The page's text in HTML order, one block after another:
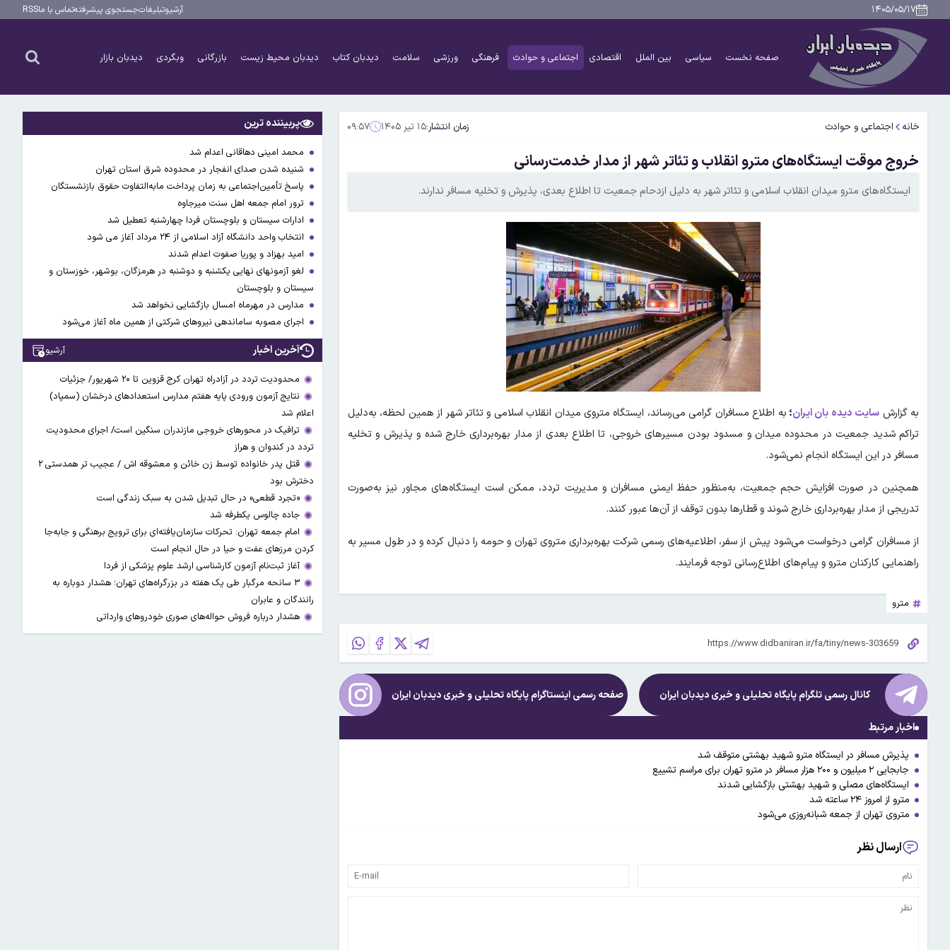
۱۴۰۵/۰۵/۱۷ آرشیوتبلیغاتجستجوی پیشرفتهتماس با ماRSS
صفحه نخست سیاسی بین الملل اقتصادی اجتماعی و حوادث فرهنگی ورزشی سلامت دیدبان کتاب دیدبان محیط زیست بازرگانی وبگردی دیدبان بازار
خانه اجتماعی و حوادث زمان انتشار:۱۵ تیر ۱۴۰۵ ۰۹:۵۷
خروج موقت ایستگاه‌های مترو انقلاب و تئاتر شهر از مدار خدمت‌رسانی
ایستگاه‌های مترو میدان انقلاب اسلامی و تئاتر شهر به دلیل ازدحام جمعیت تا اطلاع بعدی، پذیرش و تخلیه مسافر ندارند.
به گزارش سایت دیده بان ایران؛ به اطلاع مسافران گرامی می‌رساند، ایستگاه متروی میدان انقلاب اسلامی و تئاتر شهر از همین لحظه، به‌دلیل
تراکم شدید جمعیت در محدوده میدان و مسدود بودن مسیرهای خروجی، تا اطلاع بعدی از مدار بهره‌برداری خارج شده و پذیرش و تخلیه
مسافر در این ایستگاه انجام نمی‌شود.
همچنین در صورت افزایش حجم جمعیت، به‌منظور حفظ ایمنی مسافران و مدیریت تردد، ممکن است ایستگاه‌های مجاور نیز به‌صورت
تدریجی از مدار بهره‌برداری خارج شوند و قطارها بدون توقف از آن‌ها عبور کنند.
از مسافران گرامی درخواست می‌شود پیش از سفر، اطلاعیه‌های رسمی شرکت بهره‌برداری متروی تهران و حومه را دنبال کرده و در طول مسیر به
راهنمایی کارکنان مترو و پیام‌های اطلاع‌رسانی توجه فرمایند.
مترو
کانال رسمی تلگرام پایگاه تحلیلی و خبریدیدبان ایران صفحه رسمی اینستاگرام پایگاه تحلیلی و خبریدیدبان ایران
اخبار مرتبط
پذیرش مسافر در ایستگاه مترو شهید بهشتی متوقف شد
جابجایی ۲ میلیون و ۲۰۰ هزار مسافر در مترو تهران برای مراسم تشییع
ایستگاه‌‌های مصلی و شهید بهشتی بازگشایی شدند
مترو از امروز ۲۴ ساعته شد
متروی تهران از جمعه شبانه‌روزی می‌شود
ارسال نظر
پربیننده ترین
محمد امینی دهاقانی اعدام شد
شنیده شدن صدای انفجار در محدوده شرق استان تهران
پاسخ تأمین‌اجتماعی به زمان پرداخت مابه‌التفاوت حقوق بازنشستگان
ترور امام جمعه اهل سنت میرجاوه
ادارات سیستان و بلوچستان فردا چهارشنبه تعطیل شد
انتخاب واحد دانشگاه آزاد اسلامی از ۲۴ مرداد آغاز می شود
امید بهزاد و پوریا صفوت اعدام شدند
لغو آزمونهای نهایی یکشنبه و دوشنبه در هرمزگان، بوشهر، خوزستان و
سیستان و بلوچستان
مدارس در مهرماه امسال بازگشایی نخواهد شد
اجرای مصوبه ساماندهی نیرو‌های شرکتی از همین ماه آغاز می‌شود
آخرین اخبار آرشیو
محدودیت تردد در آزادراه تهران کرج قزوین تا ۲۰ شهریور/ جزئیات
نتایج آزمون ورودی پایه هفتم مدارس استعدادهای درخشان (سمپاد)
اعلام شد
ترافیک در محورهای خروجی مازندران سنگین است/ اجرای محدودیت
تردد در کندوان و هراز
قتل پدر خانواده توسط زن خائن و معشوقه اش / عجیب تر همدستی ۲
دخترش بود
«تجرد قطعی» در حال تبدیل شدن به سبک زندگی است
جاده چالوس یکطرفه شد
امام جمعه تهران: تحرکات سازمان‌یافته‌ای برای ترویج برهنگی و جابه‌جا
کردن مرزهای عفت و حیا در حال انجام است
آغاز ثبت‌نام‌ آزمون کارشناسی ارشد علوم پزشکی از فردا
۳ سانحه مرگبار طی یک هفته در بزرگراه‌های تهران؛ هشدار دوباره به
رانندگان و عابران
هشدار درباره فروش حواله‌های صوری خودروهای وارداتی